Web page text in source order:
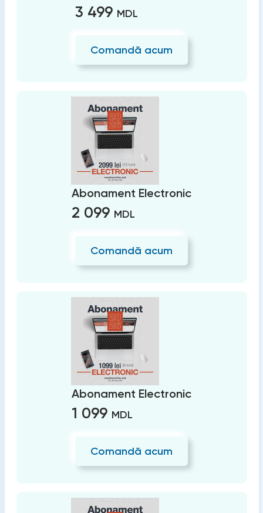
3 499 MDL
Comandă acum
Abonament Electronic
2 099 MDL
Comandă acum
Abonament Electronic
1 099 MDL
Comandă acum